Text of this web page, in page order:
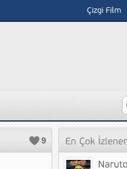
Çizgi Film
9